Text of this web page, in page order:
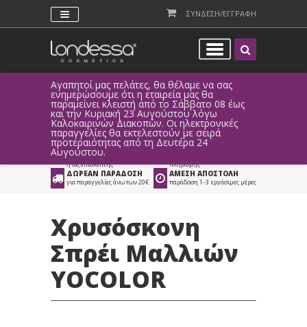
ΣΥΝΔΕΣΗ/ΕΓΓΡΑΦΗ
Αγαπητοί μας πελάτες, θα θέλαμε να σας
ενημερώσουμε ότι η εταιρεία μας θα
παραμείνει κλειστή από το Σάββατο 08 έως
και την Κυριακή 23 Αυγούστου λόγω
Καλοκαιρινών Διακοπών. Οι ηλεκτρονικές
παραγγελίες θα εκτελεστούν με σειρά
προτεραιότητας από τη Δευτέρα 24
Αυγούστου.
Προϊόντα > Μαλλιά
>
Διάφορα Προϊόντα Μαλλιών
ΑΜΕΣΗ ΣΥΝΔΕΣΗ
Facebook, Gmail
ή ως επισκέπτης
ΕΥΚΟΛΕΣ ΑΓΟΡΕΣ
πληρωμής
ΔΩΡΕΑΝ ΠΑΡΑΔΟΣΗ
για παραγγελίες άνω των 20€
ΑΜΕΣΗ ΑΠΟΣΤΟΛΗ
παράδοση 1-3 εργάσιμες μέρες
Χρυσόσκονη
Σπρέι Μαλλιών
YOCOLOR